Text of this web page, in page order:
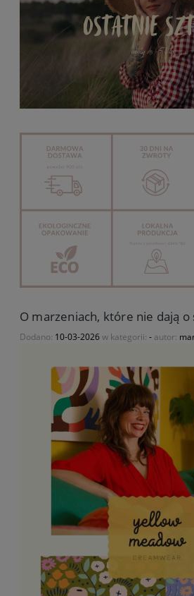
O marzeniach, które nie dają
Dodano: 10-03-2026w kategorii: - autor: